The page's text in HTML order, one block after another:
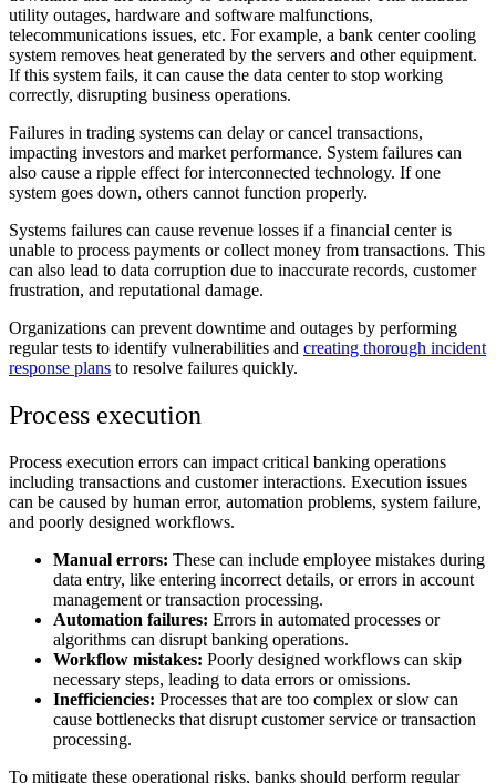
utility outages, hardware and software malfunctions,
telecommunications issues, etc. For example, a bank center cooling
system removes heat generated by the servers and other equipment.
If this system fails, it can cause the data center to stop working
correctly, disrupting business operations.
Failures in trading systems can delay or cancel transactions,
impacting investors and market performance. System failures can
also cause a ripple effect for interconnected technology. If one
system goes down, others cannot function properly.
Systems failures can cause revenue losses if a financial center is
unable to process payments or collect money from transactions. This
can also lead to data corruption due to inaccurate records, customer
frustration, and reputational damage.
Organizations can prevent downtime and outages by performing
regular tests to identify vulnerabilities and creating thorough incident
response plans to resolve failures quickly.
Process execution
Process execution errors can impact critical banking operations
including transactions and customer interactions. Execution issues
can be caused by human error, automation problems, system failure,
and poorly designed workflows.
Manual errors: These can include employee mistakes during
data entry, like entering incorrect details, or errors in account
management or transaction processing.
Automation failures: Errors in automated processes or
algorithms can disrupt banking operations.
Workflow mistakes: Poorly designed workflows can skip
necessary steps, leading to data errors or omissions.
Inefficiencies: Processes that are too complex or slow can
cause bottlenecks that disrupt customer service or transaction
processing.
To mitigate these operational risks, banks should perform regular